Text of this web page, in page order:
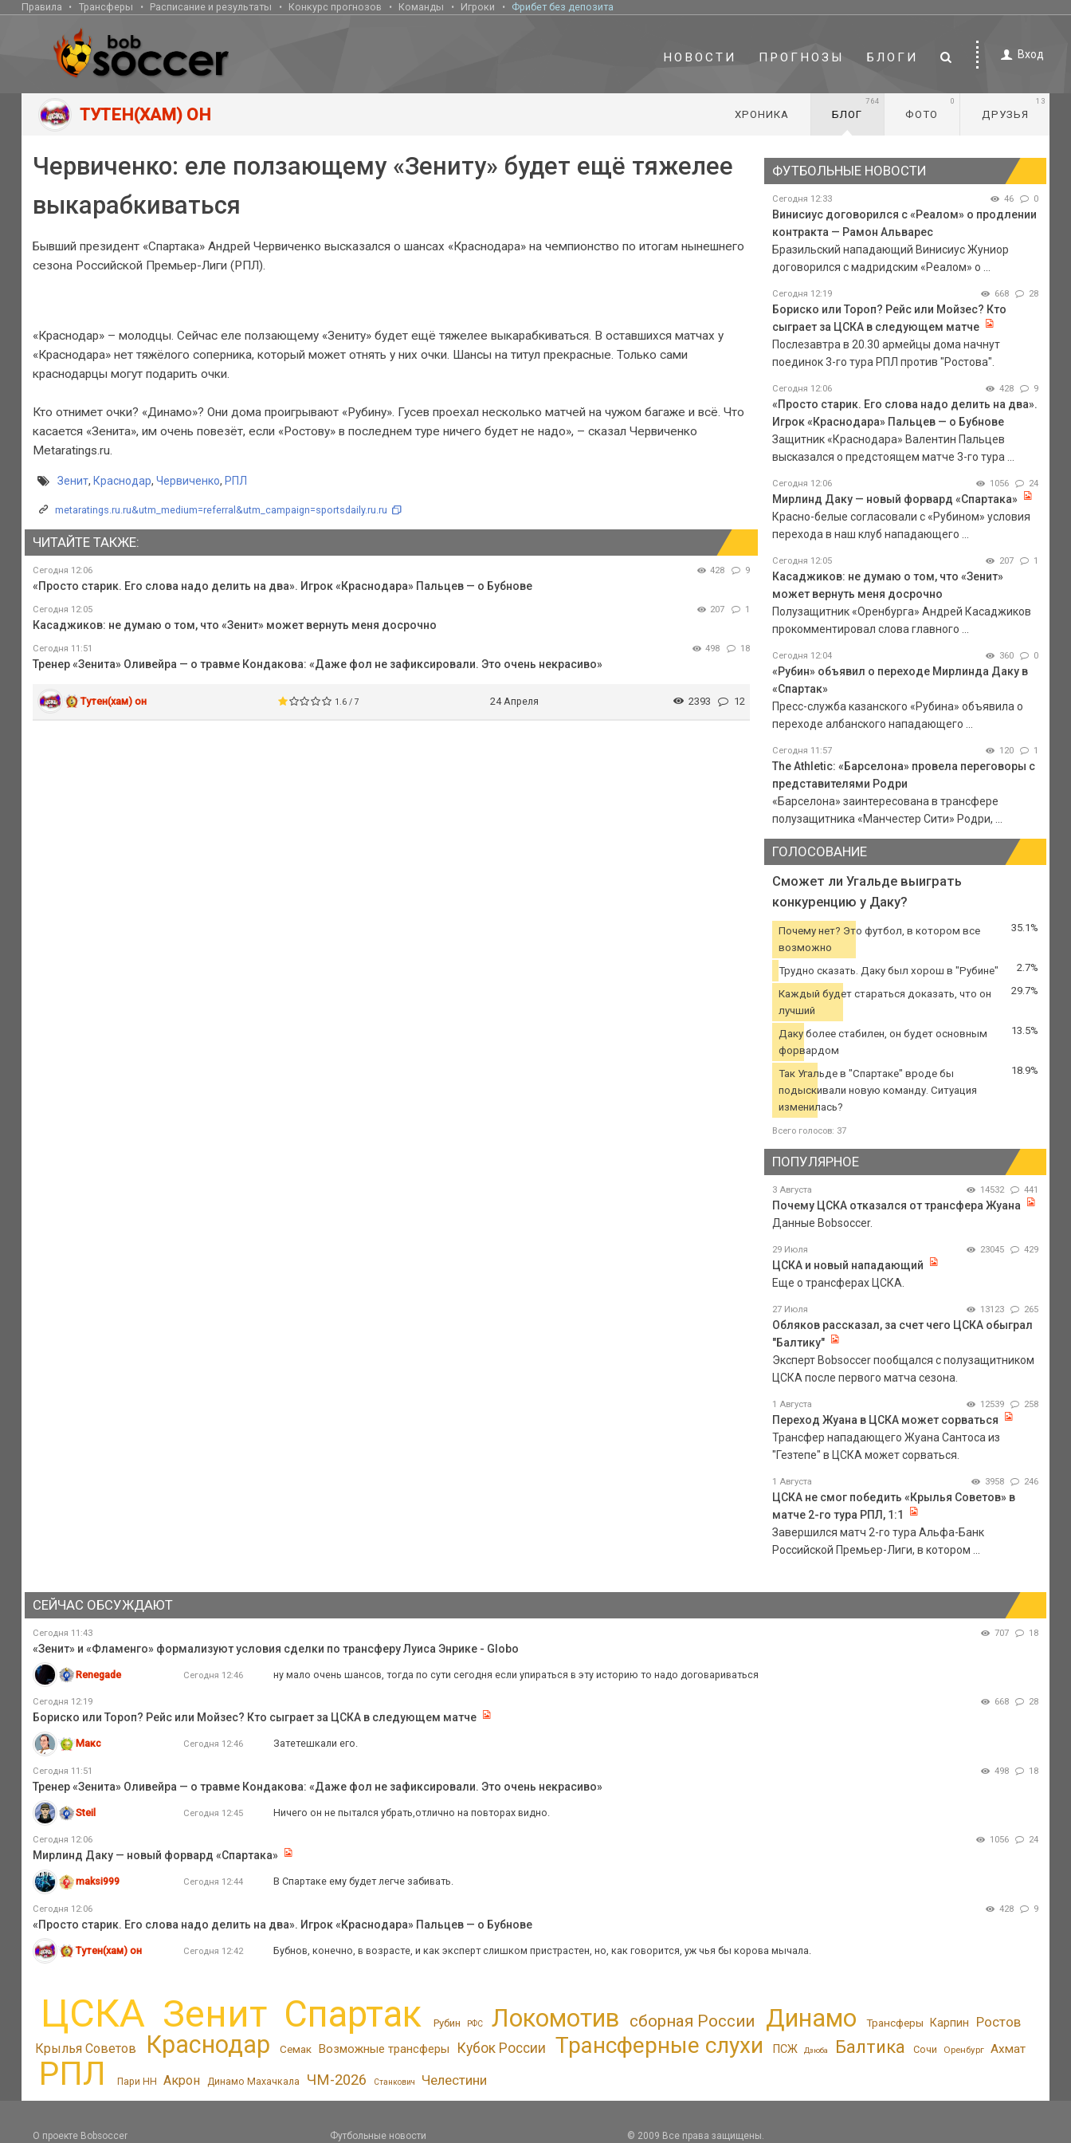
Правила Трансферы Расписание и результаты Конкурс прогнозов Команды Игроки Фрибет без депозита
НОВОСТИ ПРОГНОЗЫ БЛОГИ Вход
ТУТЕН(ХАМ) ОН ХРОНИКА БЛОГ
764
ФОТО
0
ДРУЗЬЯ
13
Червиченко: еле ползающему «Зениту» будет ещё тяжелее
выкарабкиваться
Бывший президент «Спартака» Андрей Червиченко высказался о шансах «Краснодара» на чемпионство по итогам нынешнего
сезона Российской Премьер-Лиги (РПЛ).
«Краснодар» – молодцы. Сейчас еле ползающему «Зениту» будет ещё тяжелее выкарабкиваться. В оставшихся матчах у
«Краснодара» нет тяжёлого соперника, который может отнять у них очки. Шансы на титул прекрасные. Только сами
краснодарцы могут подарить очки.
Кто отнимет очки? «Динамо»? Они дома проигрывают «Рубину». Гусев проехал несколько матчей на чужом багаже и всё. Что
касается «Зенита», им очень повезёт, если «Ростову» в последнем туре ничего будет не надо», – сказал Червиченко
Metaratings.ru.
Зенит, Краснодар, Червиченко, РПЛ
metaratings.ru.ru&utm_medium=referral&utm_campaign=sportsdaily.ru.ru
ЧИТАЙТЕ ТАКЖЕ:
Сегодня 12:06 428 9
«Просто старик. Его слова надо делить на два». Игрок «Краснодара» Пальцев — о Бубнове
Сегодня 12:05 207 1
Касаджиков: не думаю о том, что «Зенит» может вернуть меня досрочно
Сегодня 11:51 498 18
Тренер «Зенита» Оливейра — о травме Кондакова: «Даже фол не зафиксировали. Это очень некрасиво»
Тутен(хам) он 1.6 / 7 24 Апреля 2393 12
ФУТБОЛЬНЫЕ НОВОСТИ
Сегодня 12:33 46 0
Винисиус договорился с «Реалом» о продлении
контракта — Рамон Альварес
Бразильский нападающий Винисиус Жуниор
договорился с мадридским «Реалом» о ...
Сегодня 12:19 668 28
Бориско или Тороп? Рейс или Мойзес? Кто
сыграет за ЦСКА в следующем матче
Послезавтра в 20.30 армейцы дома начнут
поединок 3-го тура РПЛ против "Ростова".
Сегодня 12:06 428 9
«Просто старик. Его слова надо делить на два».
Игрок «Краснодара» Пальцев — о Бубнове
Защитник «Краснодара» Валентин Пальцев
высказался о предстоящем матче 3-го тура ...
Сегодня 12:06 1056 24
Мирлинд Даку — новый форвард «Спартака»
Красно-белые согласовали с «Рубином» условия
перехода в наш клуб нападающего ...
Сегодня 12:05 207 1
Касаджиков: не думаю о том, что «Зенит»
может вернуть меня досрочно
Полузащитник «Оренбурга» Андрей Касаджиков
прокомментировал слова главного ...
Сегодня 12:04 360 0
«Рубин» объявил о переходе Мирлинда Даку в
«Спартак»
Пресс-служба казанского «Рубина» объявила о
переходе албанского нападающего ...
Сегодня 11:57 120 1
The Athletic: «Барселона» провела переговоры с
представителями Родри
«Барселона» заинтересована в трансфере
полузащитника «Манчестер Сити» Родри, ...
ГОЛОСОВАНИЕ
Сможет ли Угальде выиграть
конкуренцию у Даку?
Почему нет? Это футбол, в котором все
возможно
35.1%
Трудно сказать. Даку был хорош в "Рубине" 2.7%
Каждый будет стараться доказать, что он
лучший
29.7%
Даку более стабилен, он будет основным
форвардом
13.5%
Так Угальде в "Спартаке" вроде бы
подыскивали новую команду. Ситуация
изменилась?
18.9%
Всего голосов: 37
ПОПУЛЯРНОЕ
3 Августа 14532 441
Почему ЦСКА отказался от трансфера Жуана
Данные Bobsoccer.
29 Июля 23045 429
ЦСКА и новый нападающий
Еще о трансферах ЦСКА.
27 Июля 13123 265
Обляков рассказал, за счет чего ЦСКА обыграл
"Балтику"
Эксперт Bobsoccer пообщался с полузащитником
ЦСКА после первого матча сезона.
1 Августа 12539 258
Переход Жуана в ЦСКА может сорваться
Трансфер нападающего Жуана Сантоса из
"Гезтепе" в ЦСКА может сорваться.
1 Августа 3958 246
ЦСКА не смог победить «Крылья Советов» в
матче 2-го тура РПЛ, 1:1
Завершился матч 2-го тура Альфа-Банк
Российской Премьер-Лиги, в котором ...
СЕЙЧАС ОБСУЖДАЮТ
Сегодня 11:43 707 18
«Зенит» и «Фламенго» формализуют условия сделки по трансферу Луиса Энрике - Globo
Renegade Сегодня 12:46 ну мало очень шансов, тогда по сути сегодня если упираться в эту историю то надо договариваться
Сегодня 12:19 668 28
Бориско или Тороп? Рейс или Мойзес? Кто сыграет за ЦСКА в следующем матче
Макс Сегодня 12:46 Затетешкали его.
Сегодня 11:51 498 18
Тренер «Зенита» Оливейра — о травме Кондакова: «Даже фол не зафиксировали. Это очень некрасиво»
Steil Сегодня 12:45 Ничего он не пытался убрать,отлично на повторах видно.
Сегодня 12:06 1056 24
Мирлинд Даку — новый форвард «Спартака»
maksi999 Сегодня 12:44 В Спартаке ему будет легче забивать.
Сегодня 12:06 428 9
«Просто старик. Его слова надо делить на два». Игрок «Краснодара» Пальцев — о Бубнове
Тутен(хам) он Сегодня 12:42 Бубнов, конечно, в возрасте, и как эксперт слишком пристрастен, но, как говорится, уж чья бы корова мычала.
ЦСКА Зенит Спартак Рубин РФС Локомотив сборная России Динамо Трансферы Карпин Ростов
Крылья Советов Краснодар Семак Возможные трансферы Кубок России Трансферные слухи ПСЖ Дзюба Балтика Сочи Оренбург Ахмат
РПЛ Пари НН Акрон Динамо Махачкала ЧМ-2026 Станкович Челестини
О проекте Bobsoccer Футбольные новости © 2009 Все права защищены.